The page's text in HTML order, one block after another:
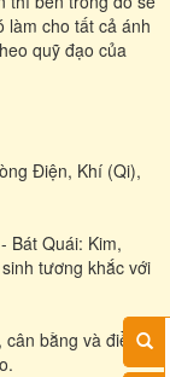
làm cho tất cả ánh
quỹ đạo của
Điện, Khí (Qi),
Bát Quái: Kim,
tương khắc với
cân bằng và điều